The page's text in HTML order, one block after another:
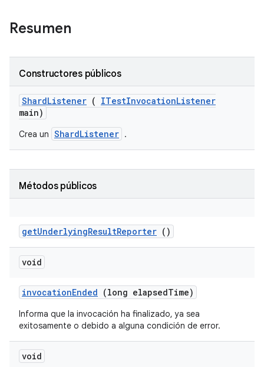
Resumen
Constructores públicos
ShardListener ( ITestInvocationListener
main)
Crea un ShardListener .
Métodos públicos
getUnderlyingResultReporter ()
void
invocationEnded (long elapsedTime)
Informa que la invocación ha finalizado, ya sea
exitosamente o debido a alguna condición de error.
void